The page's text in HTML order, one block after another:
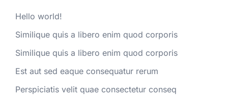
Hello world!
Similique quis a libero enim quod corporis
Similique quis a libero enim quod corporis
Est aut sed eaque consequatur rerum
Perspiciatis velit quae consectetur conseq